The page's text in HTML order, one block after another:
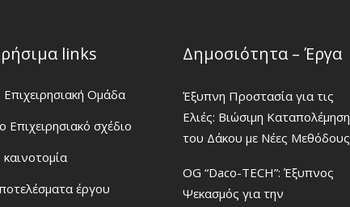
links
Eπιχειρησιακή Ομάδα
Επιχειρησιακό σχέδιο
έργου
Δημοσιότητα – Έργα
Έξυπνη Προστασία για τις
Ελιές: Βιώσιμη Καταπολέμηση
του Δάκου με Νέες Μεθόδους
OG “Daco-TECH”: Έξυπνος
Ψεκασμός για την